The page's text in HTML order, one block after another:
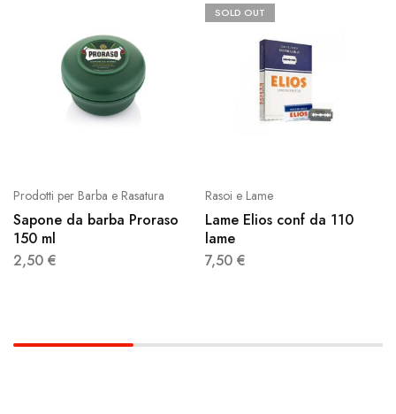
Prodotti per Barba e Rasatura
Sapone da barba Proraso
150 ml
2,50 €
SOLD OUT
Rasoi e Lame
Lame Elios conf da 110
lame
7,50 €